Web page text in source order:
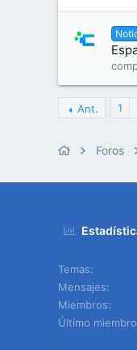
Ant. 1
Foros
Temas
Mensajes
Miembros
Último miembro